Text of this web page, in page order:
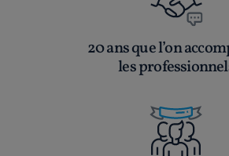
20 ans que l’on
les